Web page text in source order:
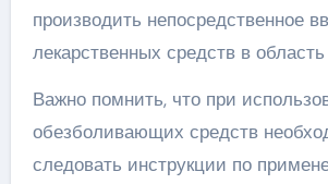
производить непосредственное
лекарственных средств в
Важно помнить, что при
обезболивающих средств
следовать инструкции по